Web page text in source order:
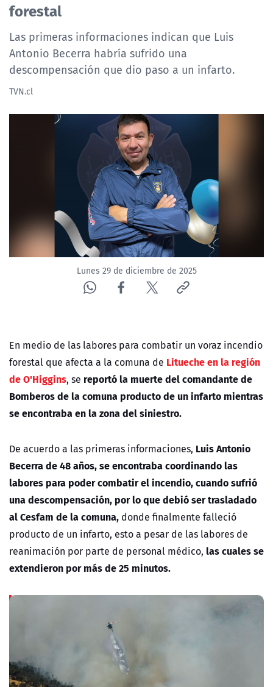
forestal
Las primeras informaciones indican que Luis
Antonio Becerra habría sufrido una
descompensación que dio paso a un infarto.
TVN.cl
Lunes 29 de diciembre de 2025
En medio de las labores para combatir un voraz incendio
forestal que afecta a la comuna de Litueche en la región
de O'Higgins, se reportó la muerte del comandante de
Bomberos de la comuna producto de un infarto mientras
se encontraba en la zona del siniestro.
De acuerdo a las primeras informaciones, Luis Antonio
Becerra de 48 años, se encontraba coordinando las
labores para poder combatir el incendio, cuando sufrió
una descompensación, por lo que debió ser trasladado
al Cesfam de la comuna, donde finalmente falleció
producto de un infarto, esto a pesar de las labores de
reanimación por parte de personal médico, las cuales se
extendieron por más de 25 minutos.